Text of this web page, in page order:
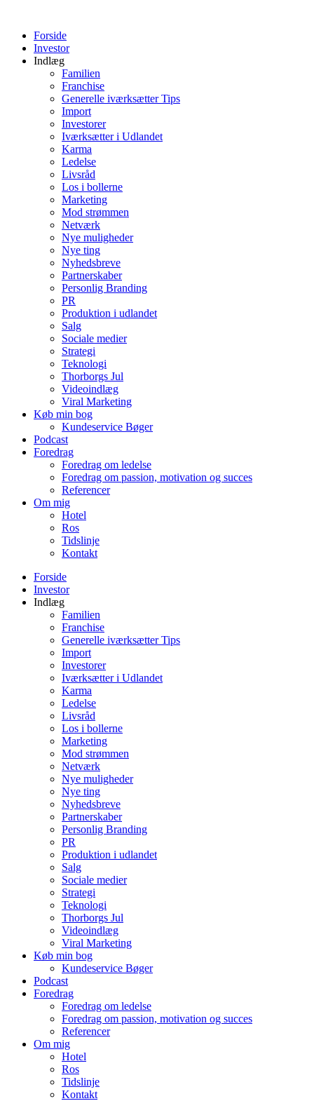
indholdForside
Investor
Indlæg
Familien
Franchise
Generelle iværksætter Tips
Import
Investorer
Iværksætter i Udlandet
Karma
Ledelse
Livsråd
Los i bollerne
Marketing
Mod strømmen
Netværk
Nye muligheder
Nye ting
Nyhedsbreve
Partnerskaber
Personlig Branding
PR
Produktion i udlandet
Salg
Sociale medier
Strategi
Teknologi
Thorborgs Jul
Videoindlæg
Viral Marketing
Køb min bog
Kundeservice Bøger
Podcast
Foredrag
Foredrag om ledelse
Foredrag om passion, motivation og succes
Referencer
Om mig
Hotel
Ros
Tidslinje
Kontakt
Forside
Investor
Indlæg
Familien
Franchise
Generelle iværksætter Tips
Import
Investorer
Iværksætter i Udlandet
Karma
Ledelse
Livsråd
Los i bollerne
Marketing
Mod strømmen
Netværk
Nye muligheder
Nye ting
Nyhedsbreve
Partnerskaber
Personlig Branding
PR
Produktion i udlandet
Salg
Sociale medier
Strategi
Teknologi
Thorborgs Jul
Videoindlæg
Viral Marketing
Køb min bog
Kundeservice Bøger
Podcast
Foredrag
Foredrag om ledelse
Foredrag om passion, motivation og succes
Referencer
Om mig
Hotel
Ros
Tidslinje
Kontakt